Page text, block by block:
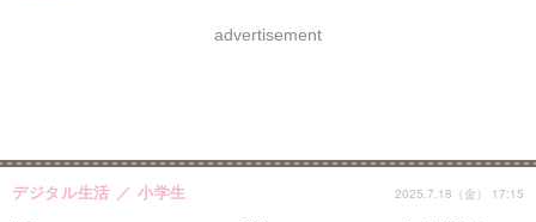
8月開催学校説明会・相談会
advertisement
デジタル生活 小学生 2025.7.18（金） 17:15